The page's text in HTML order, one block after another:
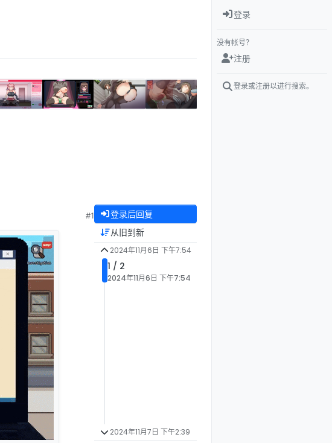
#1 登录后回复
从旧到新
2024年11月6日 下午7:54
1 / 2
2024年11月6日 下午7:54
2024年11月7日 下午2:39
登录
没有帐号？
注册
登录或注册以进行搜索。